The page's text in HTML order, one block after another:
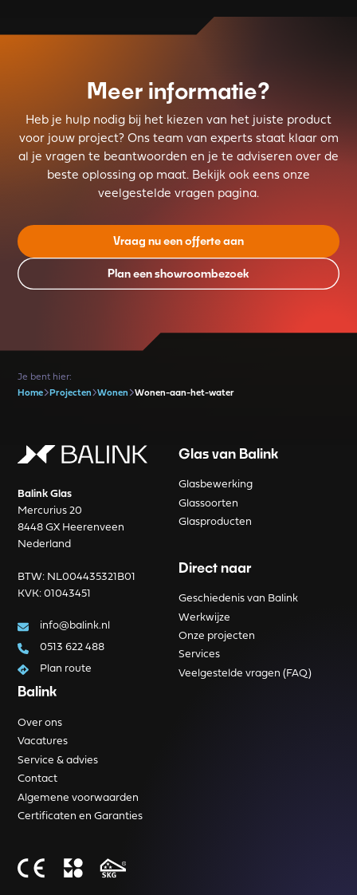
Meer informatie?
Heb je hulp nodig bij het kiezen van het juiste product
voor jouw project? Ons team van experts staat klaar om
al je vragen te beantwoorden en je te adviseren over de
beste oplossing op maat. Bekijk ook eens onze
veelgestelde vragen pagina.
Vraag nu een offerte aan
Plan een showroombezoek
Je bent hier:
Home
Projecten Wonen Wonen-aan-het-water
Balink Glas
Mercurius 20
8448 GX Heerenveen
Nederland
BTW: NL004435321B01
KVK: 01043451
info@balink.nl
0513 622 488
Plan route
Glas van Balink
Glasbewerking
Glassoorten
Glasproducten
Direct naar
Geschiedenis van Balink
Werkwijze
Onze projecten
Services
Veelgestelde vragen (FAQ)
Balink
Over ons
Vacatures
Service & advies
Contact
Algemene voorwaarden
Certificaten en Garanties